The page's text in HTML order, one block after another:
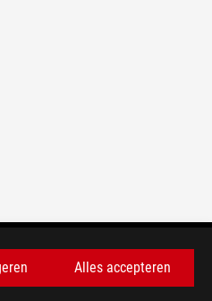
Alles accepteren